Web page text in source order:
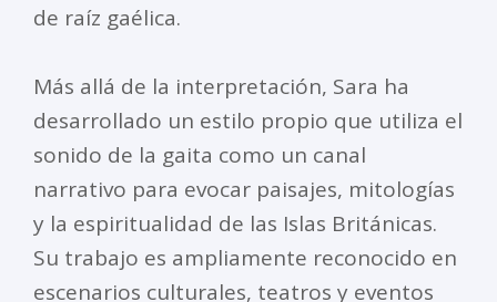
de raíz gaélica.
Más allá de la interpretación, Sara ha
desarrollado un estilo propio que utiliza el
sonido de la gaita como un canal
narrativo para evocar paisajes, mitologías
y la espiritualidad de las Islas Británicas.
Su trabajo es ampliamente reconocido en
escenarios culturales, teatros y eventos